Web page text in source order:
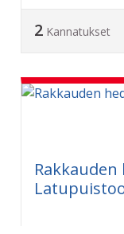
2 Kannatukset